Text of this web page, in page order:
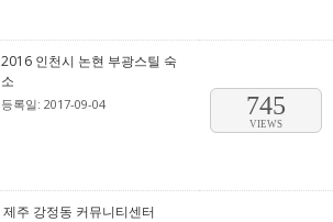
2016 인천시 논현 부광스틸 숙
소
등록일: 2017-09-04 745
VIEWS
제주 강정동 커뮤니티센터